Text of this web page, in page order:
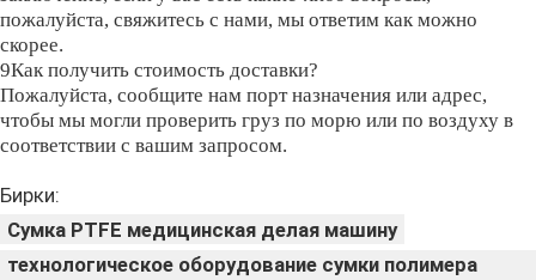
пожалуйста, свяжитесь с нами, мы ответим как можно
скорее.
9Как получить стоимость доставки?
Пожалуйста, сообщите нам порт назначения или адрес,
чтобы мы могли проверить груз по морю или по воздуху в
соответствии с вашим запросом.
Бирки:
Сумка PTFE медицинская делая машину
технологическое оборудование сумки полимера